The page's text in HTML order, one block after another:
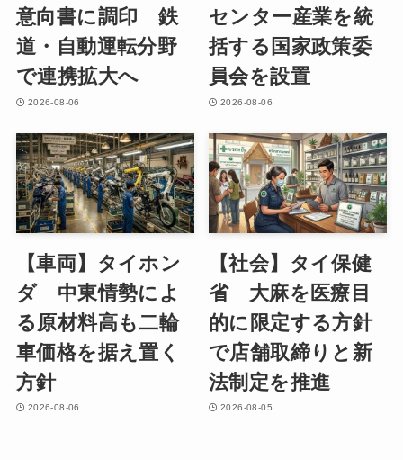
意向書に調印 鉄
道・自動運転分野
で連携拡大へ
2026-08-06
センター産業を統
括する国家政策委
員会を設置
2026-08-06
【車両】タイホン
ダ 中東情勢によ
る原材料高も二輪
車価格を据え置く
方針
2026-08-06
【社会】タイ保健
省 大麻を医療目
的に限定する方針
で店舗取締りと新
法制定を推進
2026-08-05